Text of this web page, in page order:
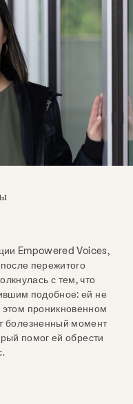
Empowered Voices,
пережитого
с тем, что
подобное: ей не
этом проникновенном
болезненный момент
помог ей обрести